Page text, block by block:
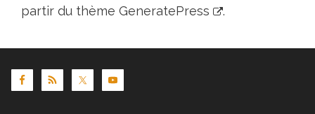
partir du thème GeneratePress .